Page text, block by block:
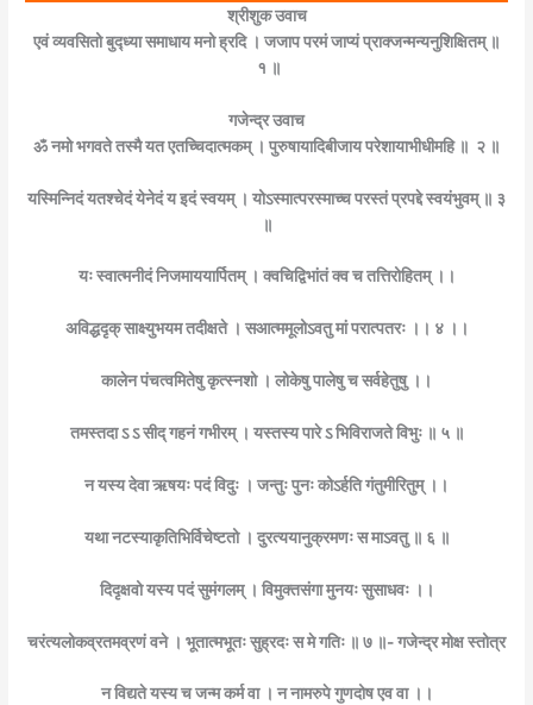
श्रीशुक उवाच
एवं व्यवसितो बुद्ध्या समाधाय मनो ह्रदि । जजाप परमं जाप्यं प्राक्जन्मन्यनुशिक्षितम् ॥
१ ॥
गजेन्द्र उवाच
ॐ नमो भगवते तस्मै यत एतच्चिदात्मकम् । पुरुषायादिबीजाय परेशायाभीधीमहि ॥ २ ॥
यस्मिन्निदं यतश्चेदं येनेदं य इदं स्वयम् । योऽस्मात्परस्माच्च परस्तं प्रपद्दे स्वयंभुवम् ॥ ३
॥
यः स्वात्मनीदं निजमाययार्पितम् । क्वचिद्विभांतं क्व च तत्तिरोहितम् ।।
अविद्धदृक् साक्ष्युभयम तदीक्षते । सआत्ममूलोऽवतु मां परात्पतरः ।। ४ ।।
कालेन पंचत्वमितेषु कृत्स्नशो । लोकेषु पालेषु च सर्वहेतुषु ।।
तमस्तदा ऽ ऽ सीद् गहनं गभीरम् । यस्तस्य पारे ऽ भिविराजते विभुः ॥ ५ ॥
न यस्य देवा ऋषयः पदं विदुः । जन्तुः पुनः कोऽर्हति गंतुमीरितुम् ।।
यथा नटस्याकृतिभिर्विचेष्टतो । दुरत्ययानुक्रमणः स माऽवतु ॥ ६ ॥
दिदृक्षवो यस्य पदं सुमंगलम् । विमुक्तसंगा मुनयः सुसाधवः ।।
चरंत्यलोकव्रतमव्रणं वने । भूतात्मभूतः सुह्रदः स मे गतिः ॥ ७ ॥- गजेन्द्र मोक्ष स्तोत्र
न विद्यते यस्य च जन्म कर्म वा । न नामरुपे गुणदोष एव वा ।।